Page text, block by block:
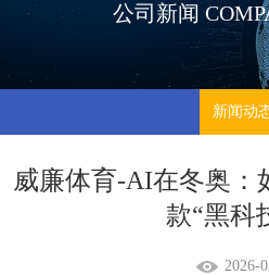
公司新闻
新闻动
威廉体育-AI在冬奥：
款“黑科
2026-